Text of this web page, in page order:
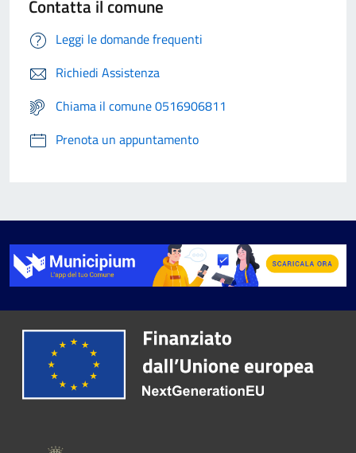
Contatta il comune
Leggi le domande frequenti
Richiedi Assistenza
Chiama il comune 0516906811
Prenota un appuntamento